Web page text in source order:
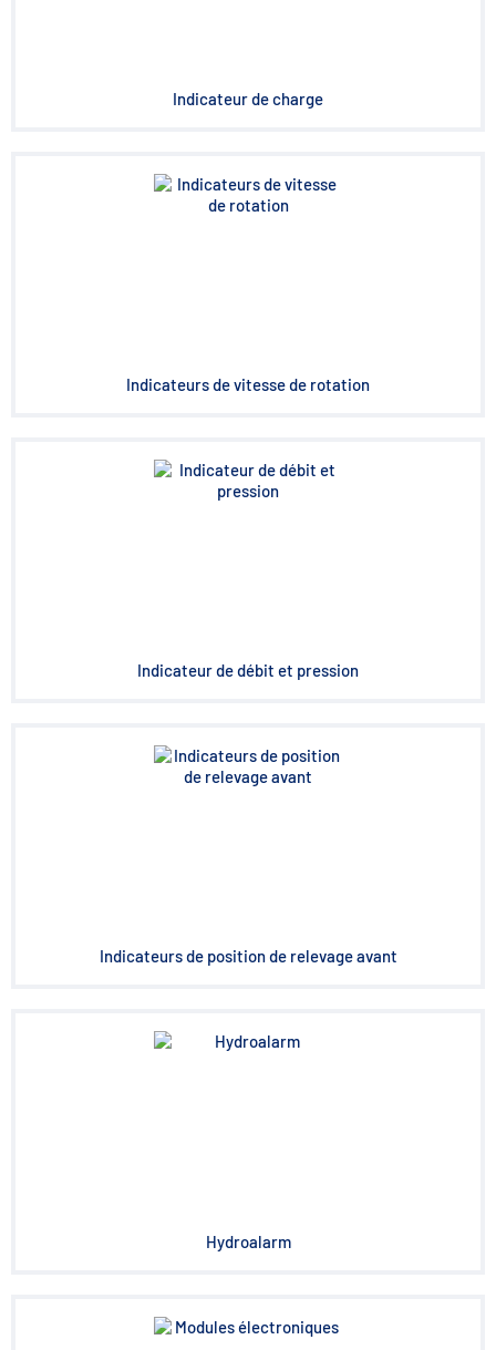
Indicateur de charge
Indicateurs de vitesse de rotation
Indicateur de débit et pression
Indicateurs de position de relevage avant
Hydroalarm